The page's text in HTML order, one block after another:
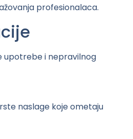
profesionalaca.
upotrebe i nepravilnog
naslage koje ometaju